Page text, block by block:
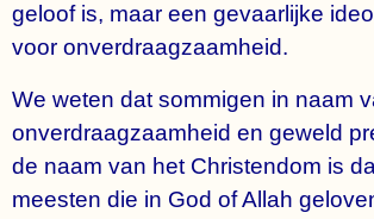
geloof is, maar een gevaarlijke
voor onverdraagzaamheid.
We weten dat sommigen in naam
onverdraagzaamheid en geweld
de naam van het Christendom is
meesten die in God of Allah